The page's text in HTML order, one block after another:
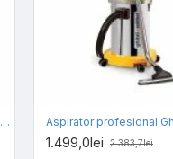
Aspirator profesional Ghibli&Wirbel AS 59 P, volum rezervor 80l, putere 2300w
1.499,0lei 2.383,7lei